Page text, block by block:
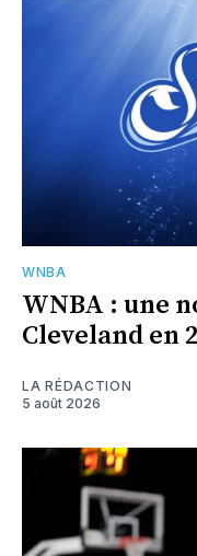
WNBA
WNBA : une
Cleveland en
LA RÉDACTION
5 août 2026